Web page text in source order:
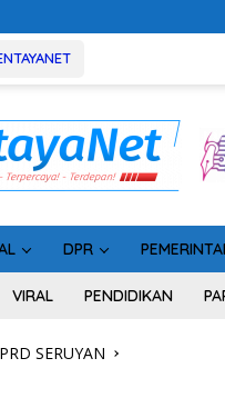
Usai Tahan 5
DPR
VIRAL PENDIDIKAN
SERUYAN